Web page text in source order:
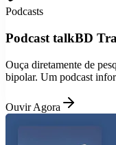
Podcasts
Podcast talkBD
Ouça diretamente de
bipolar. Um podcast
Ouvir Agora